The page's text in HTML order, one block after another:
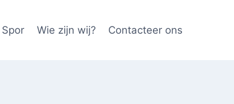
Spor Wie zijn wij? Contacteer ons